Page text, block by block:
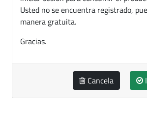
Usted no se encuentra registrado,
manera gratuita.
Gracias.
Cancela